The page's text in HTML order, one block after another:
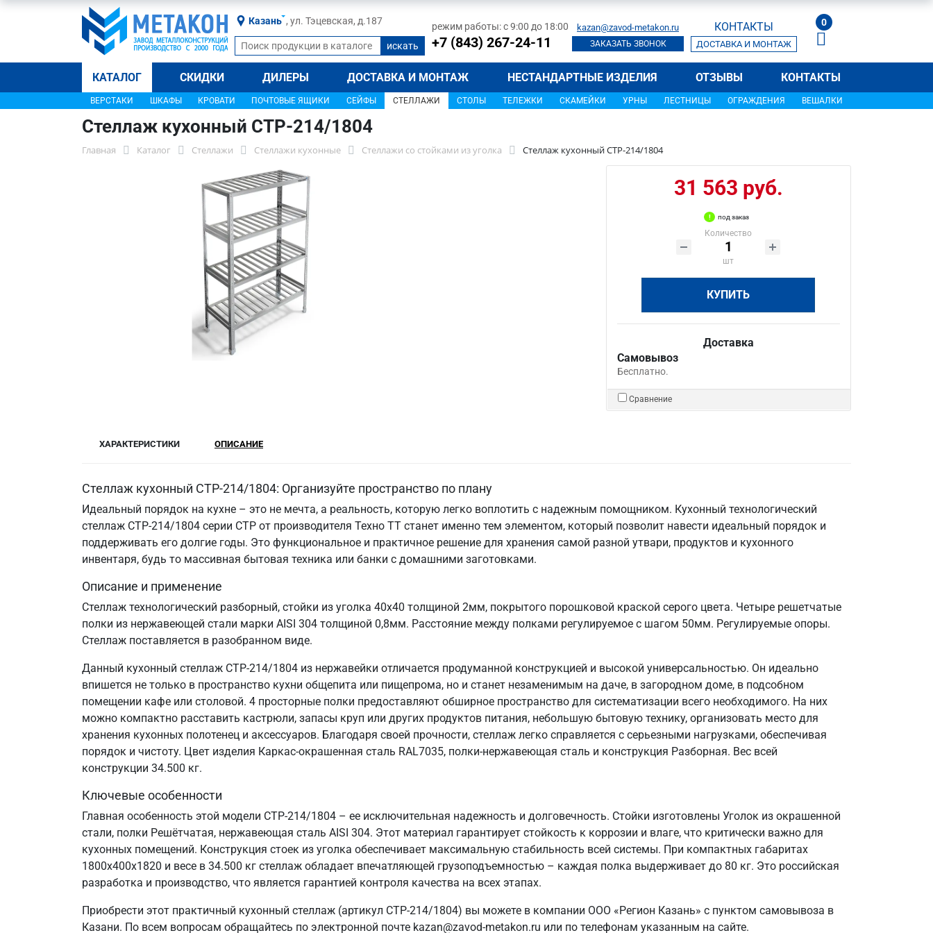
Казань , ул. Тэцевская, д.187 режим работы: с 9:00 до 18:00
+7 (843) 267-24-11
kazan@zavod-metakon.ru
ЗАКАЗАТЬ ЗВОНОК
КОНТАКТЫ
ДОСТАВКА И МОНТАЖ
0
КАТАЛОГ СКИДКИ ДИЛЕРЫ ДОСТАВКА И МОНТАЖ НЕСТАНДАРТНЫЕ ИЗДЕЛИЯ ОТЗЫВЫ КОНТАКТЫ
ВЕРСТАКИ ШКАФЫ КРОВАТИ ПОЧТОВЫЕ ЯЩИКИ СЕЙФЫ СТЕЛЛАЖИ СТОЛЫ ТЕЛЕЖКИ СКАМЕЙКИ УРНЫ ЛЕСТНИЦЫ ОГРАЖДЕНИЯ ВЕШАЛКИ
Стеллаж кухонный СТР-214/1804
Главная Каталог Стеллажи Стеллажи кухонные Стеллажи со стойками из уголка Стеллаж кухонный СТР-214/1804
31 563 руб.
под заказ
Количество
шт
КУПИТЬ
Доставка
Самовывоз
Бесплатно.
Сравнение
ХАРАКТЕРИСТИКИ ОПИСАНИЕ
Стеллаж кухонный СТР-214/1804: Организуйте пространство по плану
Идеальный порядок на кухне – это не мечта, а реальность, которую легко воплотить с надежным помощником. Кухонный технологический
стеллаж СТР-214/1804 серии СТР от производителя Техно ТТ станет именно тем элементом, который позволит навести идеальный порядок и
поддерживать его долгие годы. Это функциональное и практичное решение для хранения самой разной утвари, продуктов и кухонного
инвентаря, будь то массивная бытовая техника или банки с домашними заготовками.
Описание и применение
Стеллаж технологический разборный, стойки из уголка 40х40 толщиной 2мм, покрытого порошковой краской серого цвета. Четыре решетчатые
полки из нержавеющей стали марки AISI 304 толщиной 0,8мм. Расстояние между полками регулируемое с шагом 50мм. Регулируемые опоры.
Стеллаж поставляется в разобранном виде.
Данный кухонный стеллаж СТР-214/1804 из нержавейки отличается продуманной конструкцией и высокой универсальностью. Он идеально
впишется не только в пространство кухни общепита или пищепрома, но и станет незаменимым на даче, в загородном доме, в подсобном
помещении кафе или столовой. 4 просторные полки предоставляют обширное пространство для систематизации всего необходимого. На них
можно компактно расставить кастрюли, запасы круп или других продуктов питания, небольшую бытовую технику, организовать место для
хранения кухонных полотенец и аксессуаров. Благодаря своей прочности, стеллаж легко справляется с серьезными нагрузками, обеспечивая
порядок и чистоту. Цвет изделия Каркас-окрашенная сталь RAL7035, полки-нержавеющая сталь и конструкция Разборная. Вес всей
конструкции 34.500 кг.
Ключевые особенности
Главная особенность этой модели СТР-214/1804 – ее исключительная надежность и долговечность. Стойки изготовлены Уголок из окрашенной
стали, полки Решётчатая, нержавеющая сталь AISI 304. Этот материал гарантирует стойкость к коррозии и влаге, что критически важно для
кухонных помещений. Конструкция стоек из уголка обеспечивает максимальную стабильность всей системы. При компактных габаритах
1800х400х1820 и весе в 34.500 кг стеллаж обладает впечатляющей грузоподъемностью – каждая полка выдерживает до 80 кг. Это российская
разработка и производство, что является гарантией контроля качества на всех этапах.
Приобрести этот практичный кухонный стеллаж (артикул СТР-214/1804) вы можете в компании ООО «Регион Казань» с пунктом самовывоза в
Казани. По всем вопросам обращайтесь по электронной почте kazan@zavod-metakon.ru или по телефонам указанным на сайте.